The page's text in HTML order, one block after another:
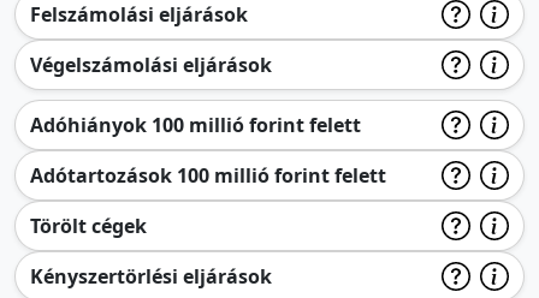
Felszámolási eljárások
Végelszámolási eljárások
Adóhiányok 100 millió forint felett
Adótartozások 100 millió forint felett
Törölt cégek
Kényszertörlési eljárások